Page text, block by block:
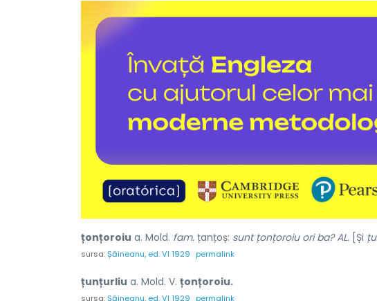
țonțoroiu a. Mold. fam. țanțoș: sunt țonțoroiu ori ba? AL. [Și
sursa:Șăineanu, ed. VI 1929 permalink
țunțurliu a. Mold. V. țonțoroiu.
sursa:Șăineanu, ed. VI 1929 permalink